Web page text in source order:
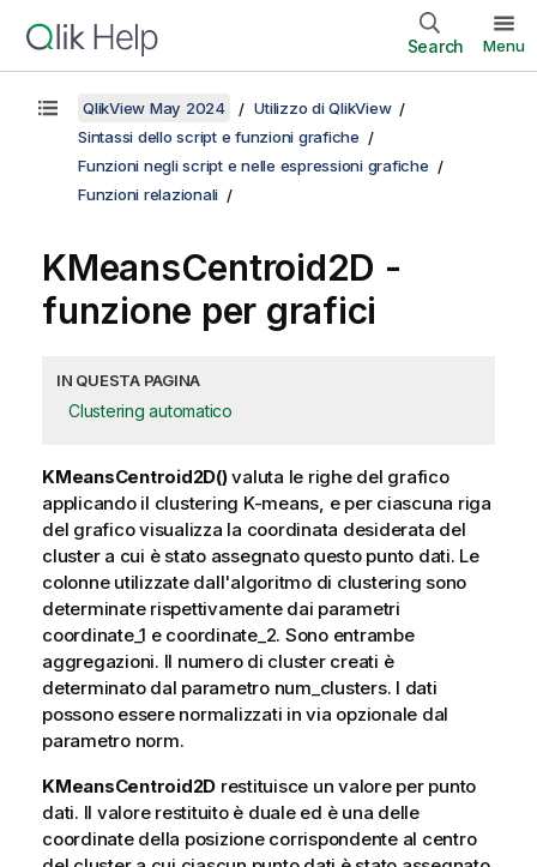
Search Menu
QlikView May 2024
Utilizzo di QlikView
Sintassi dello script e funzioni grafiche
Funzioni negli script e nelle espressioni grafiche
Funzioni relazionali
KMeansCentroid2D -
funzione per grafici
IN QUESTA PAGINA
Clustering automatico
KMeansCentroid2D()valuta le righe del grafico
applicando il clustering K-means, e per ciascuna riga
del grafico visualizza la coordinata desiderata del
cluster a cui è stato assegnato questo punto dati. Le
colonne utilizzate dall'algoritmo di clustering sono
determinate rispettivamente dai parametri
coordinate_1 e coordinate_2. Sono entrambe
aggregazioni. Il numero di cluster creati è
determinato dal parametro num_clusters. I dati
possono essere normalizzati in via opzionale dal
parametro norm.
KMeansCentroid2D restituisce un valore per punto
dati. Il valore restituito è duale ed è una delle
coordinate della posizione corrispondente al centro